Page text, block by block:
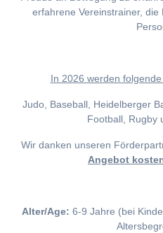
erfahrene Vereinstrainer,
In 2026 werden
Judo, Baseball, Heidelberger
Football, Rugby
Wir danken unseren
Angebot
Alter/Age: 6-9 Jahre (bei